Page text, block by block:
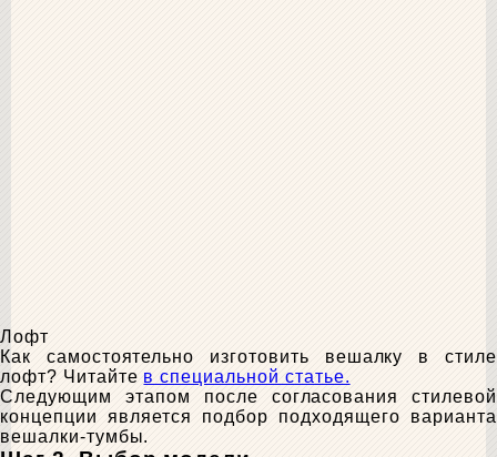
Лофт
Как самостоятельно изготовить вешалку в стиле
лофт? Читайте в специальной статье.
Следующим этапом после согласования стилевой
концепции является подбор подходящего варианта
вешалки-тумбы.